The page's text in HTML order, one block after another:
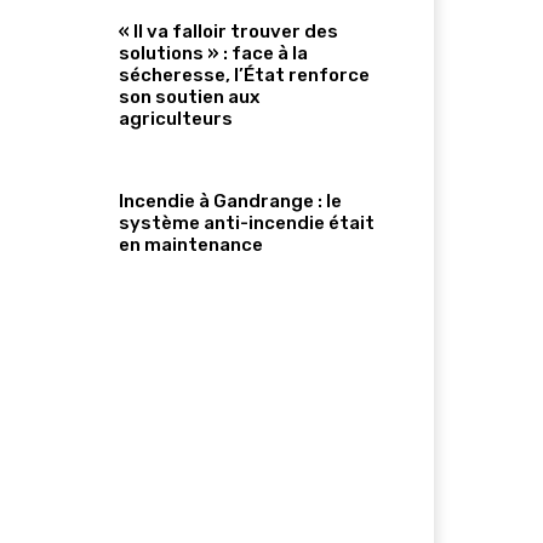
« Il va falloir trouver des
solutions » : face à la
sécheresse, l’État renforce
son soutien aux
agriculteurs
Incendie à Gandrange : le
système anti-incendie était
en maintenance